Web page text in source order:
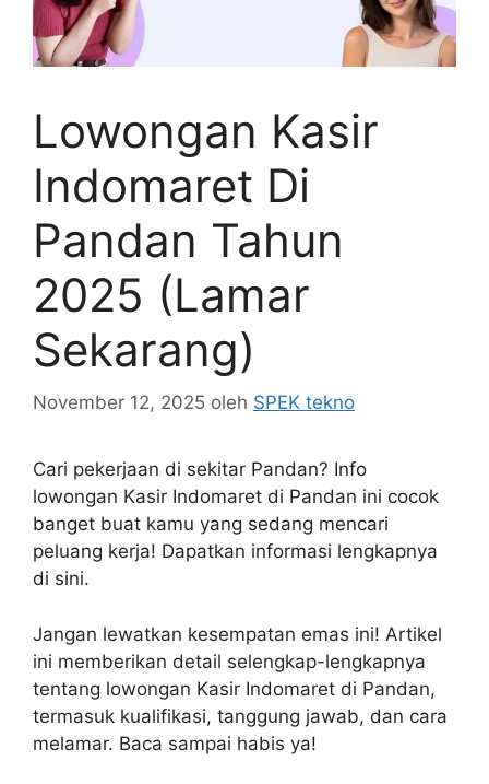
Lowongan Kasir
Indomaret Di
Pandan Tahun
2025 (Lamar
Sekarang)
November 12, 2025 oleh SPEK tekno
Cari pekerjaan di sekitar Pandan? Info
lowongan Kasir Indomaret di Pandan ini cocok
banget buat kamu yang sedang mencari
peluang kerja! Dapatkan informasi lengkapnya
di sini.
Jangan lewatkan kesempatan emas ini! Artikel
ini memberikan detail selengkap-lengkapnya
tentang lowongan Kasir Indomaret di Pandan,
termasuk kualifikasi, tanggung jawab, dan cara
melamar. Baca sampai habis ya!